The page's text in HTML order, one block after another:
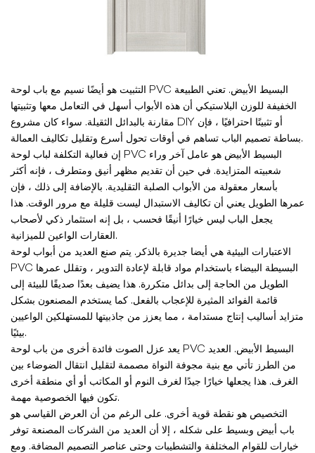
التثبيت هو أيضًا نسيم مع باب لوحة PVC البسيط الأبيض. تعني الطبيعة
الخفيفة للوزن البلاستيكي أن هذه الأبواب أسهل في التعامل معها وتثبيتها
مقارنة بالبدائل الثقيلة. سواء كان مشروع DIY أو تثبيتًا احترافيًا ، فإن
بساطة تصميم الباب تساهم في أوقات تحول أسرع وتقليل تكاليف العمالة.
إن فعالية التكلفة لباب لوحة PVC البسيط الأبيض هو عامل آخر وراء
شعبيته المتزايدة. في حين أن تقديم مظهر أنيق ومتطرف ، فإنه أكثر
بأسعار معقولة من الأبواب الصلبة التقليدية. بالإضافة إلى ذلك ، فإن
عمرها الطويل يعني أن تكاليف الاستبدال ليست قليلة مع مرور الوقت. هذا
يجعل الباب ليس خيارًا أنيقًا فحسب ، بل إنه استثمار ذكي لأصحاب
العقارات الواعين للميزانية.
الاعتبارات البيئية هي أيضا جديرة بالذكر. يتم صنع العديد من أبواب لوحة
PVC البسيطة البيضاء باستخدام مواد قابلة لإعادة التدوير ، وتقلل عمرها
الطويل من الحاجة إلى بدائل متكررة. هذا يضيف بعدًا صديقًا للبيئة إلى
قائمة الفوائد المثيرة للإعجاب بالفعل. كما يستخدم المصنعون بشكل
متزايد أساليب إنتاج مستدامة ، مما يعزز من جاذبيتها للمستهلكين الواعيين
بيئيًا.
يعد عزل الصوت فائدة أخرى من باب لوحة PVC البسيط الأبيض. العديد
من الطرز تأتي مع بنية مجوفة النواة مصممة لتقليل انتقال الضوضاء بين
الغرف. هذا يجعلها خيارًا جيدًا لغرف النوم أو المكاتب أو أي منطقة أخرى
تكون فيها الخصوصية مهمة.
التخصيص هو نقطة قوية أخرى. على الرغم من أن العرض القياسي هو
باب أبيض وبسيط على شكله ، إلا أن العديد من الشركات المصنعة توفر
خيارات للقوام المختلفة والتشطيبات وحتى عناصر التصميم المضافة. ومع